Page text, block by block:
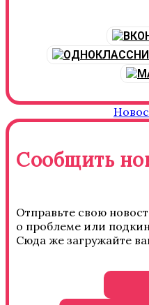
Сообщить
Отправьте свою
о проблеме или
Сюда же загружайте